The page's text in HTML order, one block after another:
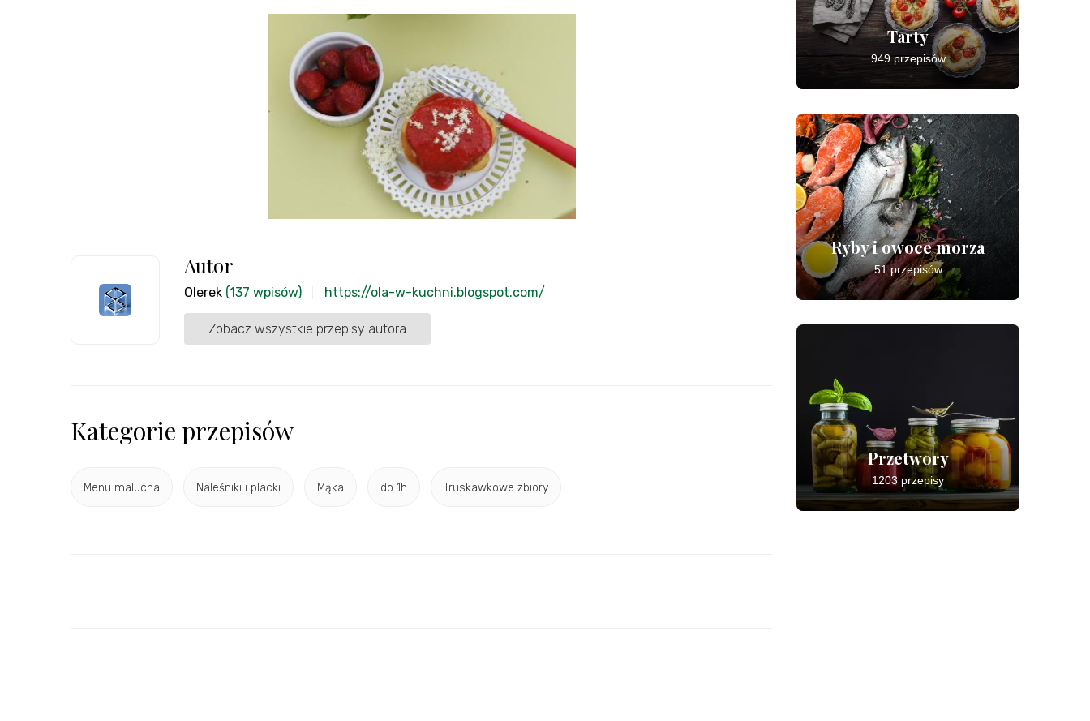
Autor
Olerek (137 wpisów) https://ola-w-kuchni.blogspot.com/
Zobacz wszystkie przepisy autora
Kategorie przepisów
Menu malucha Naleśniki i placki Mąka do 1h Truskawkowe zbiory
Tarty
949 przepisów
Ryby i owoce morza
51 przepisów
Przetwory
1203 przepisy